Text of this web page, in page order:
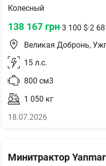
Колесный
138 167 грн·3 100 $·2
Великая Добронь,
15 л.с.
800 см3
1 050 кг
18.07.2026
Минитрактор